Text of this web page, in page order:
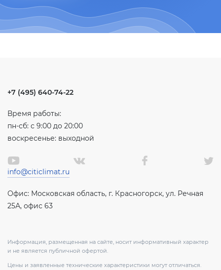
+7 (495) 640-74-22
Время работы:
пн-сб: с 9:00 до 20:00
воскресенье: выходной
info@citiclimat.ru
Офис: Московская область, г. Красногорск, ул. Речная
25А, офис 63
Информация, размещенная на сайте, носит информативный характер
и не является публичной офертой.
Цены и заявленные технические характеристики могут отличаться.